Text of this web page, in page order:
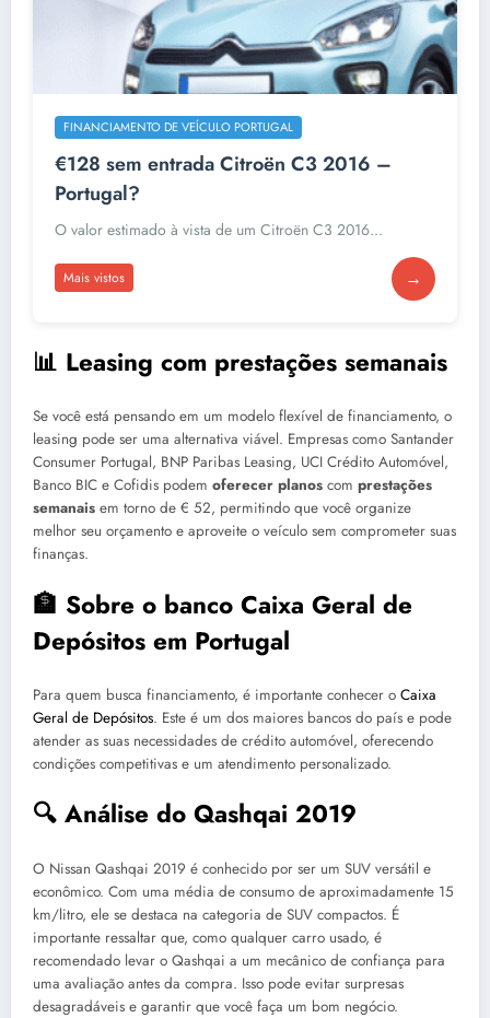
FINANCIAMENTO DE VEÍCULO PORTUGAL
€128 sem entrada Citroën C3 2016 –
Portugal?
O valor estimado à vista de um Citroën C3 2016...
Mais vistos →
📊 Leasing com prestações semanais
Se você está pensando em um modelo flexível de financiamento, o
leasing pode ser uma alternativa viável. Empresas como Santander
Consumer Portugal, BNP Paribas Leasing, UCI Crédito Automóvel,
Banco BIC e Cofidis podem oferecer planos com prestações
semanais em torno de € 52, permitindo que você organize
melhor seu orçamento e aproveite o veículo sem comprometer suas
finanças.
🏦 Sobre o banco Caixa Geral de
Depósitos em Portugal
Para quem busca financiamento, é importante conhecer o Caixa
Geral de Depósitos. Este é um dos maiores bancos do país e pode
atender as suas necessidades de crédito automóvel, oferecendo
condições competitivas e um atendimento personalizado.
🔍 Análise do Qashqai 2019
O Nissan Qashqai 2019 é conhecido por ser um SUV versátil e
econômico. Com uma média de consumo de aproximadamente 15
km/litro, ele se destaca na categoria de SUV compactos. É
importante ressaltar que, como qualquer carro usado, é
recomendado levar o Qashqai a um mecânico de confiança para
uma avaliação antes da compra. Isso pode evitar surpresas
desagradáveis e garantir que você faça um bom negócio.